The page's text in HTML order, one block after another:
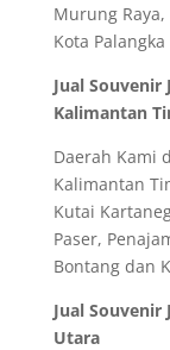
Murung
Kota Palangka
Jual Souvenir
Kalimantan
Daerah Kami
Kalimantan
Kutai
Paser,
Bontang dan
Jual
Utara